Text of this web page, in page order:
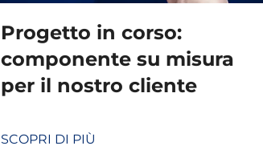
Progetto in corso:
componente su misura
per il nostro cliente
SCOPRI DI PIÙ